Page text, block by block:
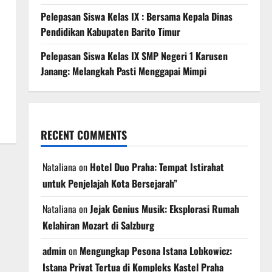
Pelepasan Siswa Kelas IX : Bersama Kepala Dinas
Pendidikan Kabupaten Barito Timur
Pelepasan Siswa Kelas IX SMP Negeri 1 Karusen
Janang: Melangkah Pasti Menggapai Mimpi
RECENT COMMENTS
Nataliana on Hotel Duo Praha: Tempat Istirahat
untuk Penjelajah Kota Bersejarah”
Nataliana onJejak Genius Musik: Eksplorasi Rumah
Kelahiran Mozart di Salzburg
adminon Mengungkap Pesona Istana Lobkowicz:
Istana Privat Tertua di Kompleks Kastel Praha